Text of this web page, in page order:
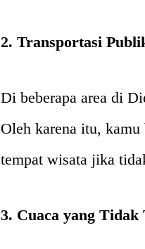
2. Transportasi
Di beberapa area di
Oleh karena itu, kamu
tempat wisata jika
3. Cuaca yang Tidak